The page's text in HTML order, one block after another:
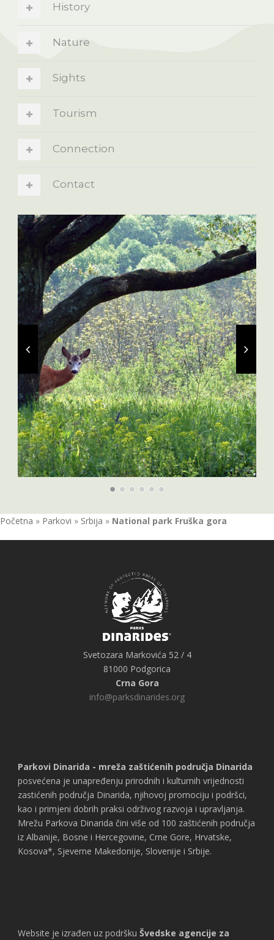
History
Nature
Sights
Tourism
Connection
Contact
Početna » Parkovi » Srbija » National park Fruška gora
Svetozara Markovića 52 / 4
81000 Podgorica
Crna Gora
info@parksdinarides.org
Parkovi Dinarida - mreža zaštićenih područja Dinarida
posvećena je unapređenju prirodnih i kulturnih vrijednosti
zastićenih područja Dinarida, njihovoj promociju i podršci,
kao i primjeni dobrih praksi održivog razvoja i upravljanja.
Mrežu Parkova Dinarida čini više od 100 zaštićenih područja
iz Albanije, Bosne i Hercegovine, Crne Gore, Hrvatske,
Kosova*, Sjeverne Makedonije, Slovenije i Srbije.
Website je izrađen uz podršku Švedske agencije za